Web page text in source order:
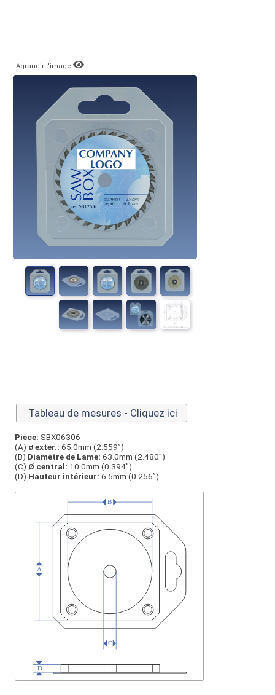
Agrandir l'image
Tableau de mesures - Cliquez ici
Pièce: SBX06306
(A) ø exter.: 65.0mm (2.559”)
(B) Diamètre de Lame: 63.0mm (2.480”)
(C) Ø central: 10.0mm (0.394”)
(D) Hauteur intérieur: 6.5mm (0.256”)